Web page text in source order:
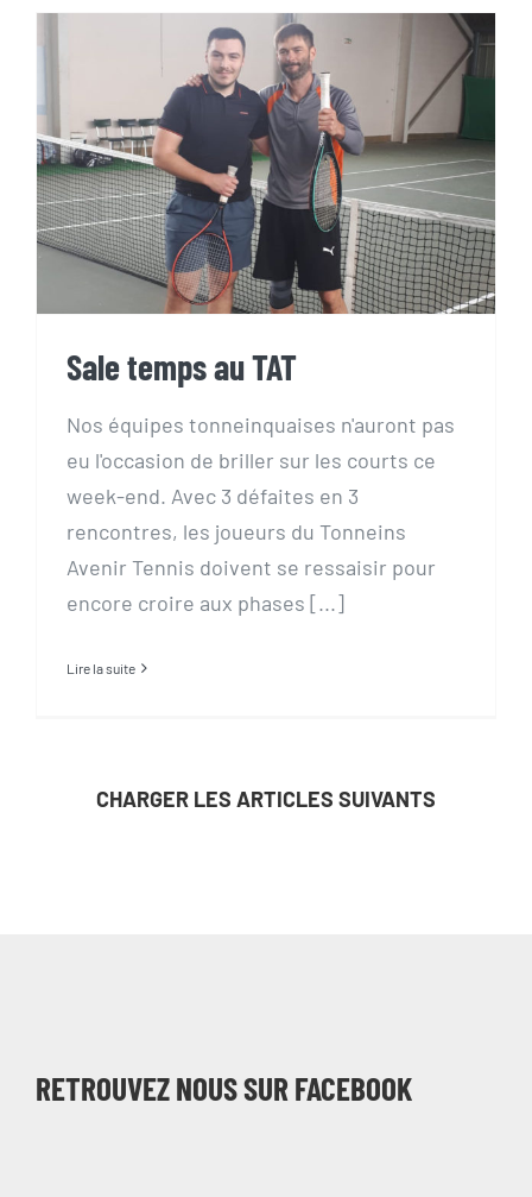
Sale temps au TAT
Sale temps au TAT
Nos équipes tonneinquaises n'auront pas
eu l'occasion de briller sur les courts ce
week-end. Avec 3 défaites en 3
rencontres, les joueurs du Tonneins
Avenir Tennis doivent se ressaisir pour
encore croire aux phases [...]
Lire la suite
CHARGER LES ARTICLES SUIVANTS
RETROUVEZ NOUS SUR FACEBOOK